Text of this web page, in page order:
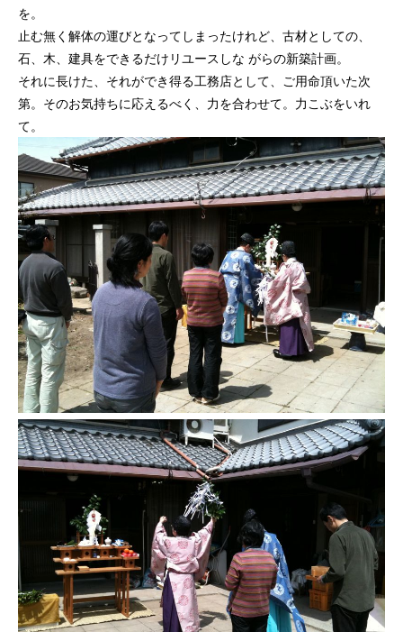
を。
止む無く解体の運びとなってしまったけれど、古材としての、
石、木、建具をできるだけリユースしな がらの新築計画。
それに長けた、それができ得る工務店として、ご用命頂いた次
第。そのお気持ちに応えるべく、力を合わせて。力こぶをいれ
て。